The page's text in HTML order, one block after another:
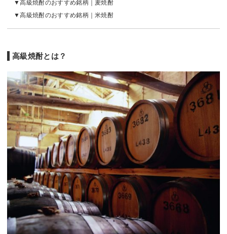
高級焼酎のおすすめ銘柄｜麦焼酎
高級焼酎のおすすめ銘柄｜米焼酎
高級焼酎とは？